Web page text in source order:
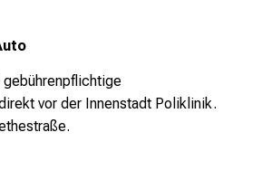
gebührenpflichtige
vor der Innenstadt Poliklinik.